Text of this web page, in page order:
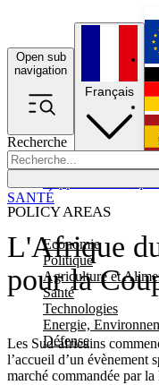
Open sub
navigation
Recherche
POLICY AREAS
Economie
Politique
Agriculture et
Santé
Technologies
Energie,
Défense
Français
L'Afrique
pour la
Les Sud-africains
l’accueil d’un évènement
marché commandée par
SANTÉ